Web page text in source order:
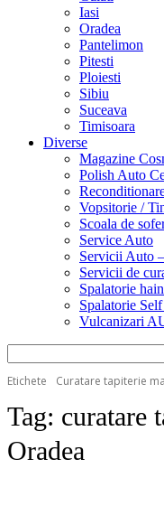
Iasi
Oradea
Pantelimon
Pitesti
Ploiesti
Sibiu
Suceava
Timisoara
Diverse
Magazine
Polish Auto
Vopsitorie /
Scoala de
Service Auto
Servicii Auto
Servicii de
Spalatorie
Spalatorie
Vulcanizari
Etichete Curatare tapiterie
Tag: curatare
Oradea